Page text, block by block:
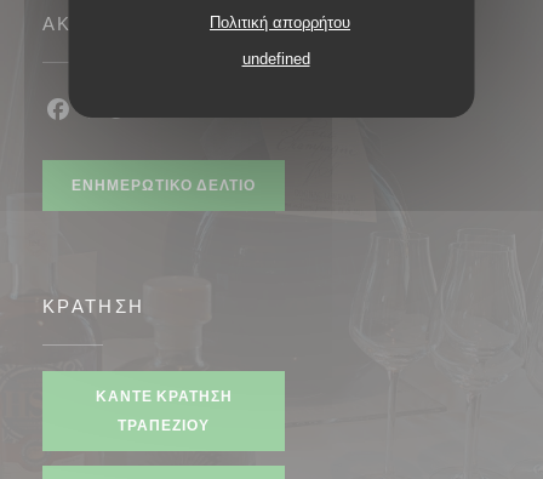
Πολιτική απορρήτου
undefined
ΑΚΟΛΟΥΘΉΣΤΕ ΜΑΣ
ΕΝΗΜΕΡΩΤΙΚΌ ΔΕΛΤΊΟ
ΚΡΆΤΗΣΗ
ΚΆΝΤΕ ΚΡΆΤΗΣΗ
ΤΡΑΠΕΖΙΟΎ